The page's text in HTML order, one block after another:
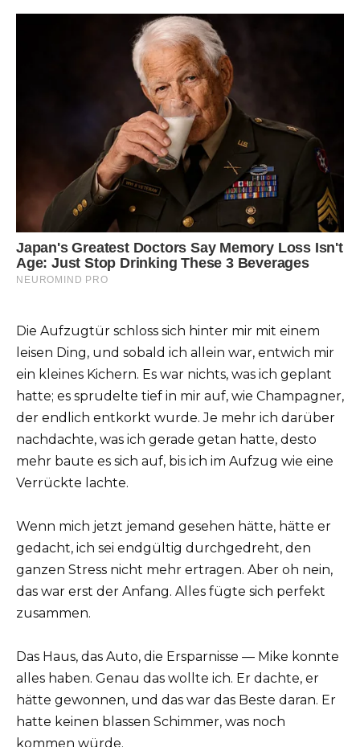
Die Aufzugtür schloss sich hinter mir mit einem
leisen Ding, und sobald ich allein war, entwich mir
ein kleines Kichern. Es war nichts, was ich geplant
hatte; es sprudelte tief in mir auf, wie Champagner,
der endlich entkorkt wurde. Je mehr ich darüber
nachdachte, was ich gerade getan hatte, desto
mehr baute es sich auf, bis ich im Aufzug wie eine
Verrückte lachte.
Wenn mich jetzt jemand gesehen hätte, hätte er
gedacht, ich sei endgültig durchgedreht, den
ganzen Stress nicht mehr ertragen. Aber oh nein,
das war erst der Anfang. Alles fügte sich perfekt
zusammen.
Das Haus, das Auto, die Ersparnisse — Mike konnte
alles haben. Genau das wollte ich. Er dachte, er
hätte gewonnen, und das war das Beste daran. Er
hatte keinen blassen Schimmer, was noch
kommen würde.